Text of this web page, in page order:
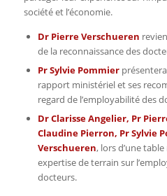
société et l’économie.
Dr Pierre Verschueren
de la reconnaissance des
Pr Sylvie Pommier
rapport ministériel et ses
regard de l’employabilité des
Dr Clarisse Angelier, Pr
Claudine Pierron, Pr Sylvie
Verschueren, lors d’une
expertise de terrain sur
docteurs.